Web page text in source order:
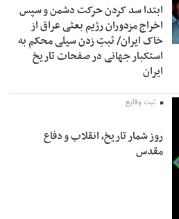
ابتدا سد کردن حرکت دشمن و سپس
اخراج مزدوران رژیم بعثی عراق از
خاک ایران/ ثبتِ زدن سیلی محکم به
استکبار جهانی در صفحات تاریخ
ایران
ثبت وقایع
روز شمار تاریخ، انقلاب و دفاع
مقدس